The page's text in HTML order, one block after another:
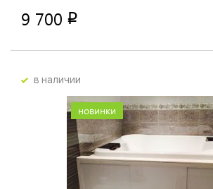
9 700 p
в наличии
новинки